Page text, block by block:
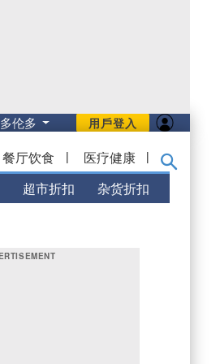
用戶登入
多伦多
餐厅饮食 | 医疗健康 |
超市折扣 杂货折扣